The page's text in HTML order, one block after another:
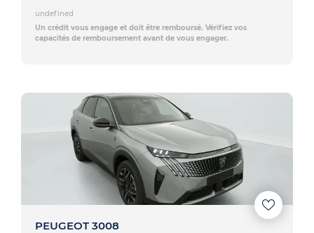
undefined
Un crédit vous engage et doit être remboursé. Vérifiez vos
capacités de remboursement avant de vous engager.
PEUGEOT 3008